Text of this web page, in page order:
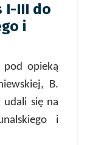
I-III do
i
pod opieką
B.
udali się na
i